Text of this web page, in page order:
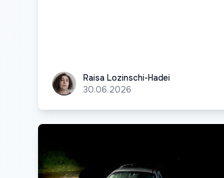
Raisa Lozinschi-Hadei
Raisa Lozinschi-Hadei
30.06.2026